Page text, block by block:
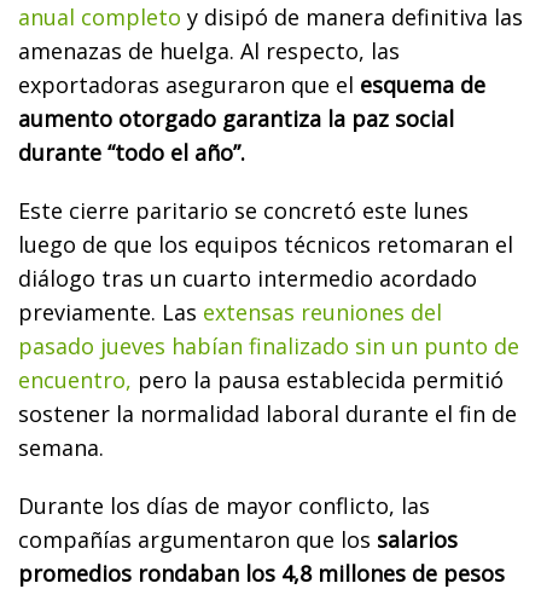
anual completo y disipó de manera definitiva las
amenazas de huelga. Al respecto, las
exportadoras aseguraron que el esquema de
aumento otorgado garantiza la paz social
durante “todo el año”.
Este cierre paritario se concretó este lunes
luego de que los equipos técnicos retomaran el
diálogo tras un cuarto intermedio acordado
previamente. Las extensas reuniones del
pasado jueves habían finalizado sin un punto de
encuentro, pero la pausa establecida permitió
sostener la normalidad laboral durante el fin de
semana.
Durante los días de mayor conflicto, las
compañías argumentaron que los salarios
promedios rondaban los 4,8 millones de pesos